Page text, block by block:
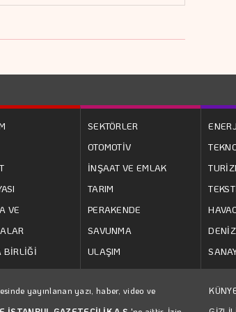
VE
BİRLİĞİ
SEKTÖRLER
OTOMOTİV
İNŞAAT VE EMLAK
TARIM
PERAKENDE
SAVUNMA
ULAŞIM
yayınlanan yazı, haber, video ve